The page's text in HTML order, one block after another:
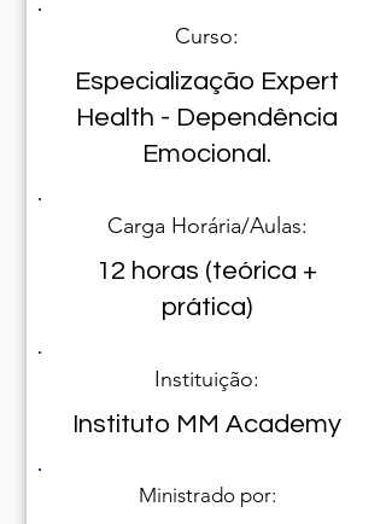
Curso:
Especialização Expert
Health - Dependência
Emocional.
Carga Horária/Aulas:
12 horas (teórica +
prática)
Instituição:
Instituto MM Academy
Ministrado por: